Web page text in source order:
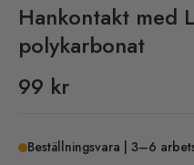
Hankontakt med
polykarbonat
Pris
99 kr
Beställningsvara | 3–6